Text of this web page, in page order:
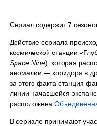
Сериал содержит 7
Действие сериала
космической станции
Space Nine), которая
аномалии — коридора в
за этого факта станция
линии начавшейся
расположена
В сериале принимают